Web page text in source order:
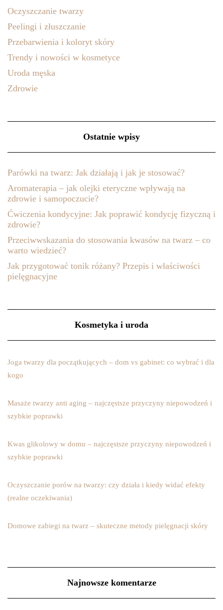
Oczyszczanie twarzy
Peelingi i złuszczanie
Przebarwienia i koloryt skóry
Trendy i nowości w kosmetyce
Uroda męska
Zdrowie
Ostatnie wpisy
Parówki na twarz: Jak działają i jak je stosować?
Aromaterapia – jak olejki eteryczne wpływają na
zdrowie i samopoczucie?
Ćwiczenia kondycyjne: Jak poprawić kondycję fizyczną i
zdrowie?
Przeciwwskazania do stosowania kwasów na twarz – co
warto wiedzieć?
Jak przygotować tonik różany? Przepis i właściwości
pielęgnacyjne
Kosmetyka i uroda
Joga twarzy dla początkujących – dom vs gabinet: co wybrać i dla
kogo
Masaże twarzy anti aging – najczęstsze przyczyny niepowodzeń i
szybkie poprawki
Kwas glikolowy w domu – najczęstsze przyczyny niepowodzeń i
szybkie poprawki
Oczyszczanie porów na twarzy: czy działa i kiedy widać efekty
(realne oczekiwania)
Domowe zabiegi na twarz – skuteczne metody pielęgnacji skóry
Najnowsze komentarze